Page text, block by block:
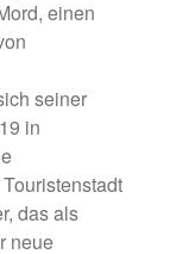
einen
seiner
in
das als
neue